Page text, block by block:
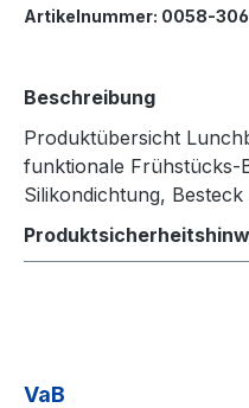
Artikelnummer: 0058-
Beschreibung
Produktübersicht
funktionale
Silikondichtung,
VaB